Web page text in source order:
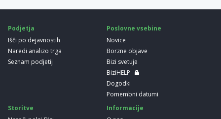
Podjetja
Išči po dejavnostih
Naredi analizo trga
Seznam podjetij
Poslovne vsebine
Novice
Borzne objave
Bizi svetuje
BiziHELP
Dogodki
Pomembni datumi
Storitve
Informacije